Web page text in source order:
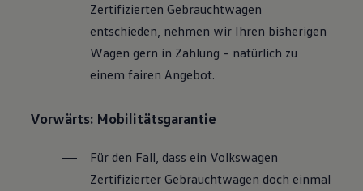
Zertifizierten Gebrauchtwagen
entschieden, nehmen wir Ihren bisherigen
Wagen gern in Zahlung – natürlich zu
einem fairen Angebot.
Vorwärts: Mobilitätsgarantie
Für den Fall, dass ein Volkswagen
Zertifizierter Gebrauchtwagen doch einmal